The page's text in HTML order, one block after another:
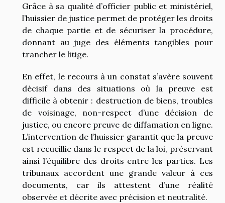
Grâce à sa qualité d’officier public et ministériel,
l’huissier de justice permet de protéger les droits
de chaque partie et de sécuriser la procédure,
donnant au juge des éléments tangibles pour
trancher le litige.
En effet, le recours à un constat s’avère souvent
décisif dans des situations où la preuve est
difficile à obtenir : destruction de biens, troubles
de voisinage, non-respect d’une décision de
justice, ou encore preuve de diffamation en ligne.
L’intervention de l’huissier garantit que la preuve
est recueillie dans le respect de la loi, préservant
ainsi l’équilibre des droits entre les parties. Les
tribunaux accordent une grande valeur à ces
documents, car ils attestent d’une réalité
observée et décrite avec précision et neutralité.